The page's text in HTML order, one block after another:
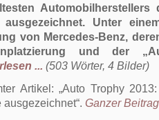
ausgezeichnet. Unter
von Mercedes-Benz,
und der
... (503 Wörter, 4 Bilder)
Artikel:
Auto Trophy
ausgezeichnet . Ganzer